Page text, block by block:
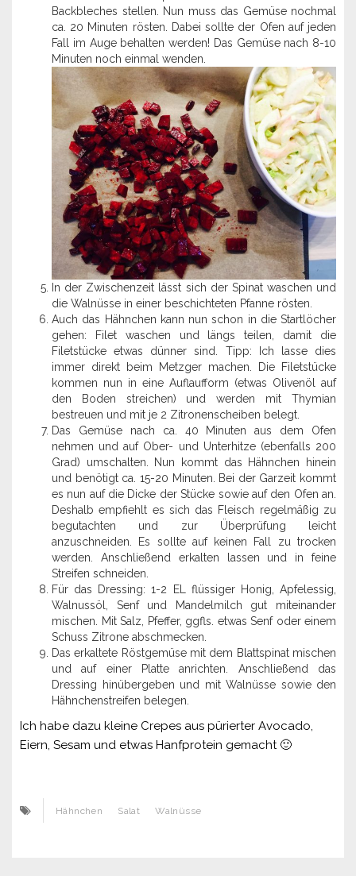
Backbleches stellen. Nun muss das Gemüse nochmal
ca. 20 Minuten rösten. Dabei sollte der Ofen auf jeden
Fall im Auge behalten werden! Das Gemüse nach 8-10
Minuten noch einmal wenden.
In der Zwischenzeit lässt sich der Spinat waschen und
die Walnüsse in einer beschichteten Pfanne rösten.
Auch das Hähnchen kann nun schon in die Startlöcher
gehen: Filet waschen und längs teilen, damit die
Filetstücke etwas dünner sind. Tipp: Ich lasse dies
immer direkt beim Metzger machen. Die Filetstücke
kommen nun in eine Auflaufform (etwas Olivenöl auf
den Boden streichen) und werden mit Thymian
bestreuen und mit je 2 Zitronenscheiben belegt.
Das Gemüse nach ca. 40 Minuten aus dem Ofen
nehmen und auf Ober- und Unterhitze (ebenfalls 200
Grad) umschalten. Nun kommt das Hähnchen hinein
und benötigt ca. 15-20 Minuten. Bei der Garzeit kommt
es nun auf die Dicke der Stücke sowie auf den Ofen an.
Deshalb empfiehlt es sich das Fleisch regelmäßig zu
begutachten und zur Überprüfung leicht
anzuschneiden. Es sollte auf keinen Fall zu trocken
werden. Anschließend erkalten lassen und in feine
Streifen schneiden.
Für das Dressing: 1-2 EL flüssiger Honig, Apfelessig,
Walnussöl, Senf und Mandelmilch gut miteinander
mischen. Mit Salz, Pfeffer, ggfls. etwas Senf oder einem
Schuss Zitrone abschmecken.
Das erkaltete Röstgemüse mit dem Blattspinat mischen
und auf einer Platte anrichten. Anschließend das
Dressing hinübergeben und mit Walnüsse sowie den
Hähnchenstreifen belegen.
Ich habe dazu kleine Crepes aus pürierter Avocado,
Eiern, Sesam und etwas Hanfprotein gemacht 🙂
Hähnchen Salat Walnüsse